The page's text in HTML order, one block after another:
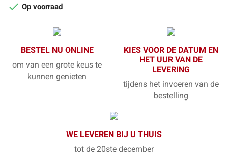
 Op voorraad
BESTEL NU ONLINE
om van een grote keus te
kunnen genieten
KIES VOOR DE DATUM EN
HET UUR VAN DE
LEVERING
tijdens het invoeren van de
bestelling
WE LEVEREN BIJ U THUIS
tot de 20ste december